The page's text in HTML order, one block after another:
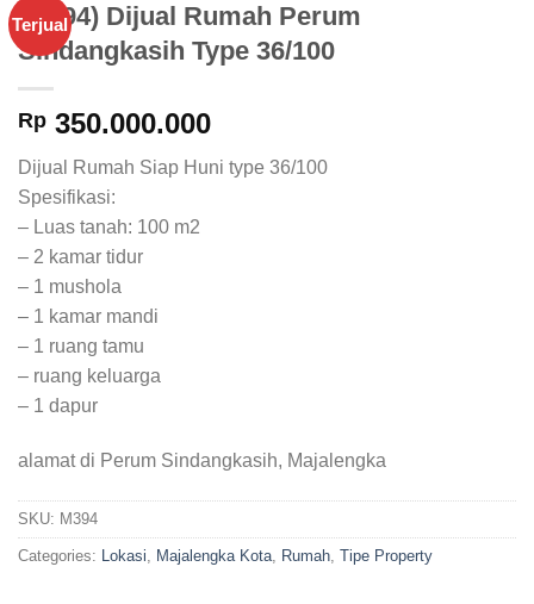
Terjual
(M394) Dijual Rumah Perum
Sindangkasih Type 36/100
Rp 350.000.000
Dijual Rumah Siap Huni type 36/100
Spesifikasi:
– Luas tanah: 100 m2
– 2 kamar tidur
– 1 mushola
– 1 kamar mandi
– 1 ruang tamu
– ruang keluarga
– 1 dapur
alamat di Perum Sindangkasih, Majalengka
SKU: M394
Categories: Lokasi Majalengka Kota Rumah Tipe Property